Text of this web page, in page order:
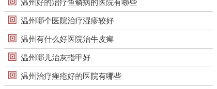
温州好的治疗鱼鳞病的医院有哪些
温州哪个医院治疗湿疹较好
温州有什么好医院治牛皮癣
温州哪儿治灰指甲好
温州治疗痤疮好的医院有哪些